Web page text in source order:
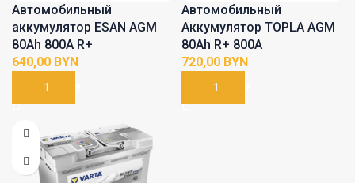
Автомобильный
аккумулятор ESAN AGM
80Ah 800A R+
BYN
В КОРЗИНУ
Автомобильный
Аккумулятор TOPLA AGM
80Ah R+ 800A
BYN
В КОРЗИНУ